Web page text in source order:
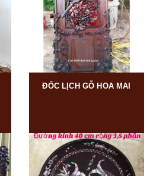
ĐỐC LỊCH GỖ HOA MAI